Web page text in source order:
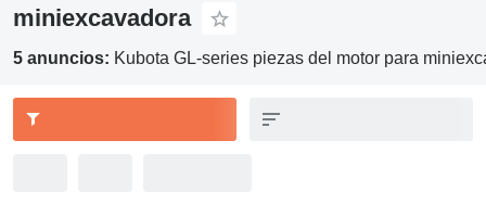
miniexcavadora
5 anuncios: Kubota GL-series piezas del motor para